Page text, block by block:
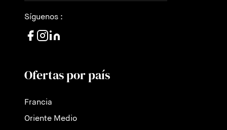
Síguenos :
Ofertas por país
Francia
Oriente Medio